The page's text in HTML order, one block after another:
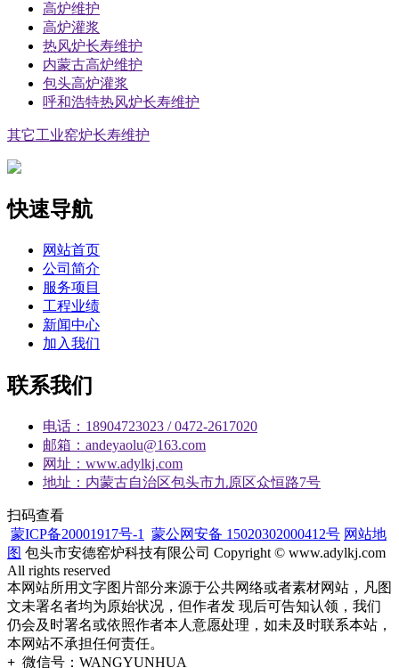
高炉维护
高炉灌浆
热风炉长寿维护
内蒙古高炉维护
包头高炉灌浆
呼和浩特热风炉长寿维护
其它工业窑炉长寿维护
快速导航
网站首页
公司简介
服务项目
工程业绩
新闻中心
加入我们
联系我们
电话：18904723023 / 0472-2617020
邮箱：andeyaolu@163.com
网址：www.adylkj.com
地址：内蒙古自治区包头市九原区众恒路7号
扫码查看
蒙ICP备20001917号-1
蒙公网安备 15020302000412号 网站地
图 包头市安德窑炉科技有限公司 Copyright © www.adylkj.com
All rights reserved
本网站所用文字图片部分来源于公共网络或者素材网站，凡图
文未署名者均为原始状况，但作者发 现后可告知认领，我们
仍会及时署名或依照作者本人意愿处理，如未及时联系本站，
本网站不承担任何责任。
+ 微信号： WANGYUNHUA